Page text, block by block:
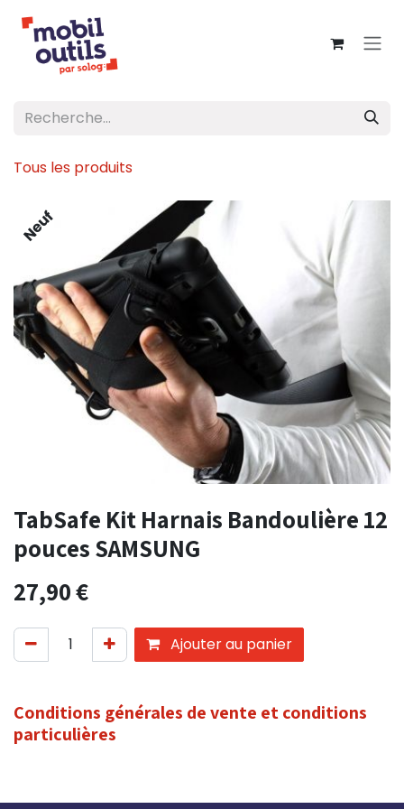
Tous les produits
Neuf
TabSafe Kit Harnais Bandoulière 12
pouces SAMSUNG
27,90€
Ajouter au panier
Conditions générales de vente et conditions
particulières